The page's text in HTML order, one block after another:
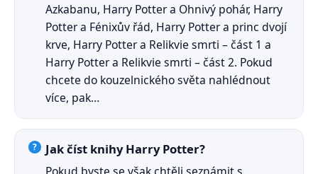
Azkabanu, Harry Potter a Ohnivý pohár, Harry
Potter a Fénixův řád, Harry Potter a princ dvojí
krve, Harry Potter a Relikvie smrti – část 1 a
Harry Potter a Relikvie smrti – část 2. Pokud
chcete do kouzelnického světa nahlédnout
více, pak…
Jak číst knihy Harry Potter?